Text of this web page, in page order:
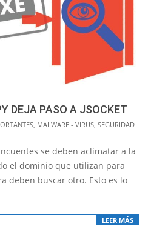
DEJA PASO A JSOCKET
, MALWARE - VIRUS, SEGURIDAD
se deben aclimatar a la
el dominio que utilizan para
deben buscar otro. Esto es lo
LEER MÁS